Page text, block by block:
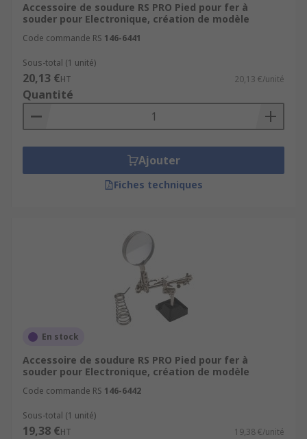
Accessoire de soudure RS PRO Pied pour fer à
souder pour Electronique, création de modèle
Code commande RS 146-6441
Sous-total (1 unité)
20,13 €HT 20,13 €/unité
Quantité
Ajouter
Fiches techniques
En stock
Accessoire de soudure RS PRO Pied pour fer à
souder pour Electronique, création de modèle
Code commande RS 146-6442
Sous-total (1 unité)
19,38 €HT 19,38 €/unité